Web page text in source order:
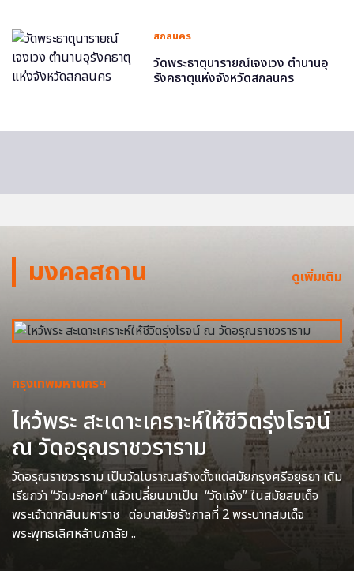
สกลนคร
วัดพระธาตุนารายณ์เจงเวง ตำนานอุ
รังคธาตุแห่งจังหวัดสกลนคร
มงคลสถาน ดูเพิ่มเติม
กรุงเทพมหานครฯ
ไหว้พระ สะเดาะเคราะห์ให้ชีวิตรุ่งโรจน์
ณ วัดอรุณราชวราราม
วัดอรุณราชวราราม เป็นวัดโบราณสร้างตั้งแต่สมัยกรุงศรีอยุธยา เดิม
เรียกว่า “วัดมะกอก” แล้วเปลี่ยนมาเป็น “วัดแจ้ง” ในสมัยสมเด็จ
พระเจ้าตากสินมหาราช ต่อมาสมัยรัชกาลที่ 2 พระบาทสมเด็จ
พระพุทธเลิศหล้านภาลัย ..